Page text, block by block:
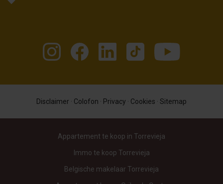
Disclaimer · Colofon · Privacy · Cookies · Sitemap
Appartement te koop in Torrevieja
Immo te koop Torrevieja
Belgische makelaar Torrevieja